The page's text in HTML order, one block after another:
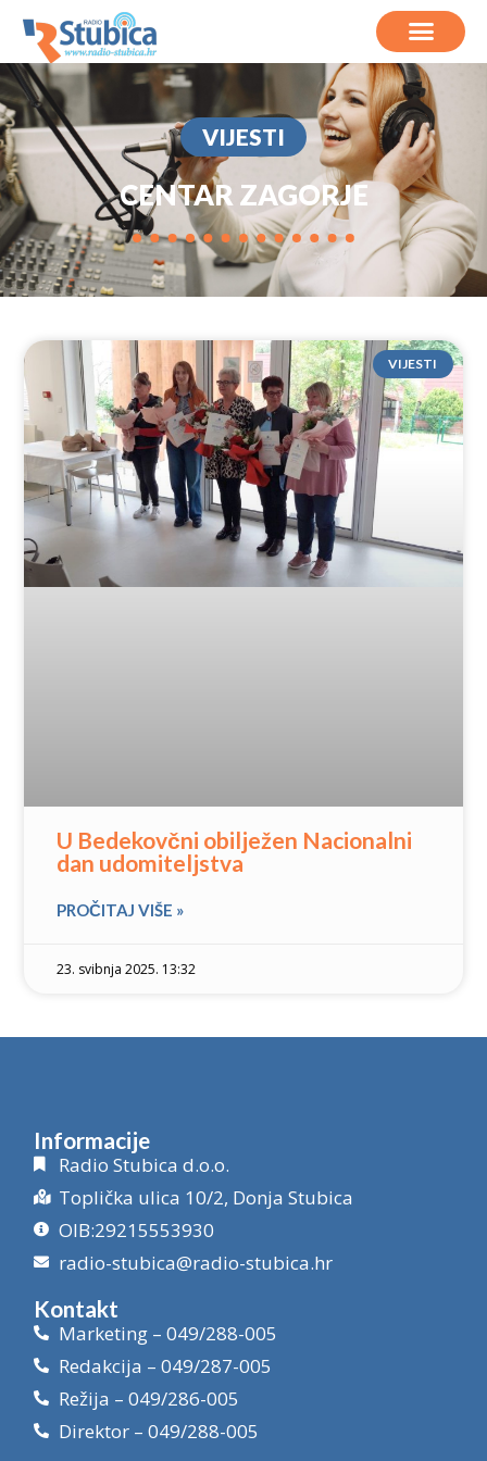
VIJESTI
CENTAR ZAGORJE
VIJESTI
U Bedekovčni obilježen Nacionalni
dan udomiteljstva
PROČITAJ VIŠE »
23. svibnja 2025. 13:32
Informacije
Radio Stubica d.o.o.
Toplička ulica 10/2, Donja Stubica
OIB:29215553930
radio-stubica@radio-stubica.hr
Kontakt
Marketing – 049/288-005
Redakcija – 049/287-005
Režija – 049/286-005
Direktor – 049/288-005